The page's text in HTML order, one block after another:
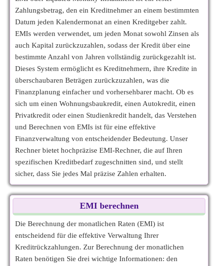
Zahlungsbetrag, den ein Kreditnehmer an einem bestimmten
Datum jeden Kalendermonat an einen Kreditgeber zahlt.
EMIs werden verwendet, um jeden Monat sowohl Zinsen als
auch Kapital zurückzuzahlen, sodass der Kredit über eine
bestimmte Anzahl von Jahren vollständig zurückgezahlt ist.
Dieses System ermöglicht es Kreditnehmern, ihre Kredite in
überschaubaren Beträgen zurückzuzahlen, was die
Finanzplanung einfacher und vorhersehbarer macht. Ob es
sich um einen Wohnungsbaukredit, einen Autokredit, einen
Privatkredit oder einen Studienkredit handelt, das Verstehen
und Berechnen von EMIs ist für eine effektive
Finanzverwaltung von entscheidender Bedeutung. Unser
Rechner bietet hochpräzise EMI-Rechner, die auf Ihren
spezifischen Kreditbedarf zugeschnitten sind, und stellt
sicher, dass Sie jedes Mal präzise Zahlen erhalten.
EMI berechnen
Die Berechnung der monatlichen Raten (EMI) ist
entscheidend für die effektive Verwaltung Ihrer
Kreditrückzahlungen. Zur Berechnung der monatlichen
Raten benötigen Sie drei wichtige Informationen: den